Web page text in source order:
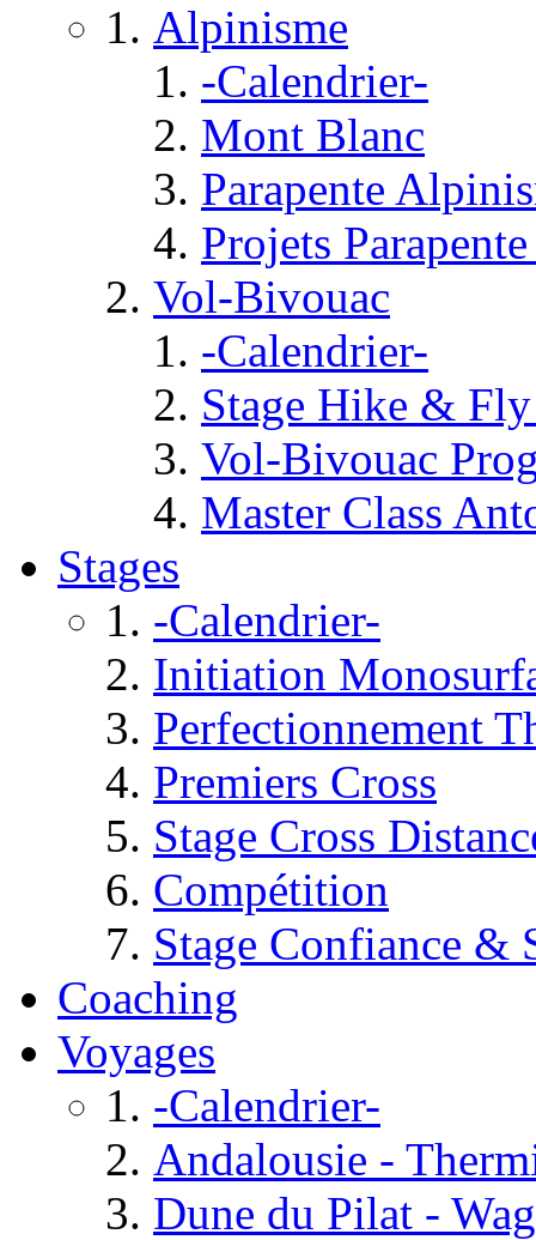
Alpinisme
-Calendrier-
Mont Blanc
Parapente
Projets
Vol-Bivouac
-Calendrier-
Stage Hike &
Vol-Bivouac
Master Class
Stages
-Calendrier-
Initiation
Perfectionnement
Premiers Cross
Stage Cross
Compétition
Stage Confiance &
Coaching
Voyages
-Calendrier-
Andalousie -
Dune du Pilat -